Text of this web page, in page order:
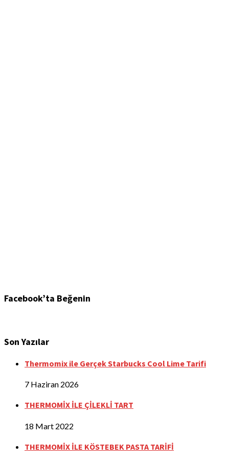
Facebook’ta Beğenin
Son Yazılar
Thermomix ile Gerçek Starbucks Cool Lime Tarifi
7 Haziran 2026
THERMOMİX İLE ÇİLEKLİ TART
18 Mart 2022
THERMOMİX İLE KÖSTEBEK PASTA TARİFİ